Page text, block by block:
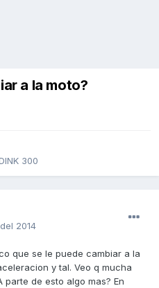
a la moto?
300
2014
que se le puede cambiar a la
y tal. Veo q mucha
parte de esto algo mas? En